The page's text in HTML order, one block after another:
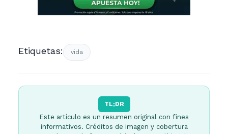
Etiquetas: vida
TL;DR
Este artículo es un resumen original con fines
informativos. Créditos de imagen y cobertura